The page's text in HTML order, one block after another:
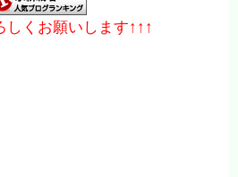
しくお願いします↑↑↑